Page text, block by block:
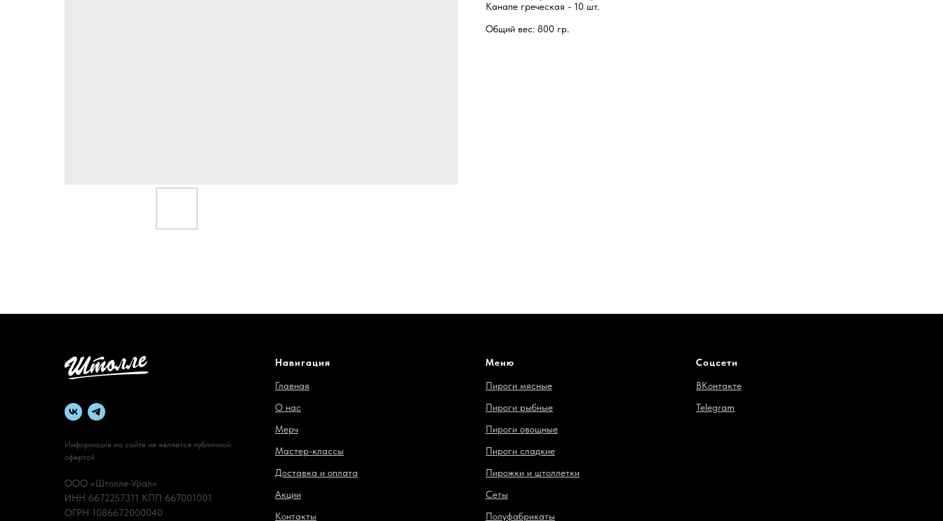
Канапе греческая - 10 шт.
Общий вес: 800 гр.
Информация на сайте не является публичной
офертой
ООО «Штолле-Урал»
ИНН 6672257311 КПП 667001001
ОГРН 1086672000040
Навигация
Главная
О нас
Мерч
Мастер-классы
Доставка и оплата
Акции
Контакты
Меню
Пироги мясные
Пироги рыбные
Пироги овощные
Пироги сладкие
Пирожки и штоллетки
Сеты
Полуфабрикаты
Соцсети
ВКонтакте
Telegram